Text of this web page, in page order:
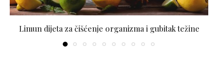
Limun dijeta za čišćenje organizma i gubitak težine